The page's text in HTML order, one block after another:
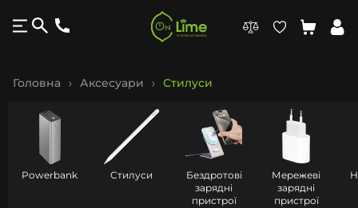
Powerbank Стилуси
Бездротові
зарядні
пристрої
Мережеві
зарядні
пристрої
Головна Аксесуари Стилуси